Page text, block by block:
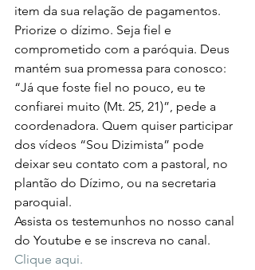
item da sua relação de pagamentos.
Priorize o dízimo. Seja fiel e
comprometido com a paróquia. Deus
mantém sua promessa para conosco:
“Já que foste fiel no pouco, eu te
confiarei muito (Mt. 25, 21)”, pede a
coordenadora. Quem quiser participar
dos vídeos “Sou Dizimista” pode
deixar seu contato com a pastoral, no
plantão do Dízimo, ou na secretaria
paroquial.
Assista os testemunhos no nosso canal
do Youtube e se inscreva no canal.
Clique aqui.